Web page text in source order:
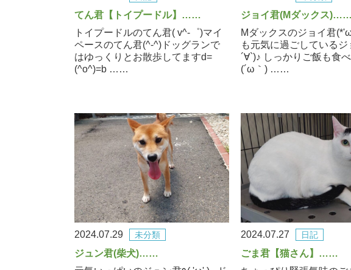
てん君【トイプードル】……
トイプードルのてん君( v^-゜)マイ
ペースのてん君(^-^)ドッグランで
はゆっくりとお散歩してますd=
(^o^)=b ……
ジョイ君(Mダックス)……
Mダックスのジョイ君
も元気に過ごしているジ
´∀`)♪ しっかりご飯も食
(´ω｀) ……
2024.07.29 未分類
ジュン君(柴犬)……
2024.07.27 日記
ごま君【猫さん】……